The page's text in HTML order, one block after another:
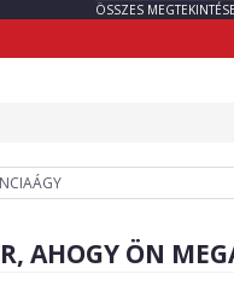
ÖSSZES
AHOGY ÖN